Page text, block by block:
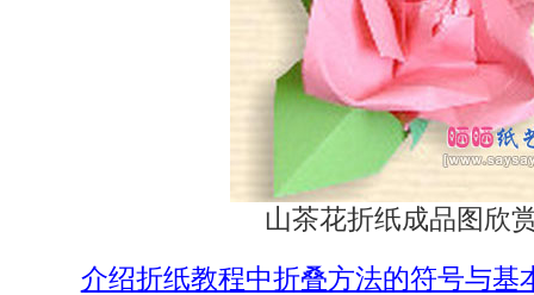
山茶花折纸成品图欣
介绍折纸教程中折叠方法的符号与基